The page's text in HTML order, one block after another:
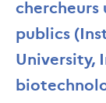
chercheurs
publics
University,